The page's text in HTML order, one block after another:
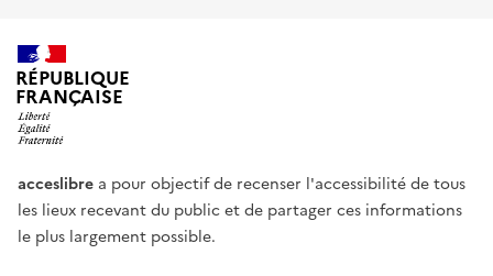
RÉPUBLIQUE
FRANÇAISE
acceslibre a pour objectif de recenser l'accessibilité de tous
les lieux recevant du public et de partager ces informations
le plus largement possible.